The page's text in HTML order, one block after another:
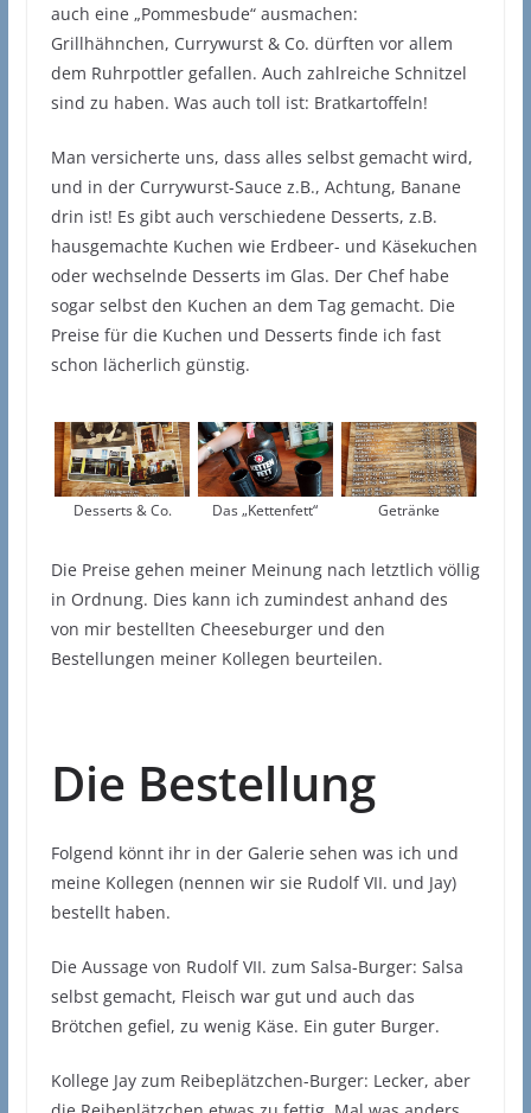
auch eine „Pommesbude“ ausmachen:
Grillhähnchen, Currywurst & Co. dürften vor allem
dem Ruhrpottler gefallen. Auch zahlreiche Schnitzel
sind zu haben. Was auch toll ist: Bratkartoffeln!
Man versicherte uns, dass alles selbst gemacht wird,
und in der Currywurst-Sauce z.B., Achtung, Banane
drin ist! Es gibt auch verschiedene Desserts, z.B.
hausgemachte Kuchen wie Erdbeer- und Käsekuchen
oder wechselnde Desserts im Glas. Der Chef habe
sogar selbst den Kuchen an dem Tag gemacht. Die
Preise für die Kuchen und Desserts finde ich fast
schon lächerlich günstig.
Desserts & Co. Das „Kettenfett“ Getränke
Die Preise gehen meiner Meinung nach letztlich völlig
in Ordnung. Dies kann ich zumindest anhand des
von mir bestellten Cheeseburger und den
Bestellungen meiner Kollegen beurteilen.
Die Bestellung
Folgend könnt ihr in der Galerie sehen was ich und
meine Kollegen (nennen wir sie Rudolf VII. und Jay)
bestellt haben.
Die Aussage von Rudolf VII. zum Salsa-Burger: Salsa
selbst gemacht, Fleisch war gut und auch das
Brötchen gefiel, zu wenig Käse. Ein guter Burger.
Kollege Jay zum Reibeplätzchen-Burger: Lecker, aber